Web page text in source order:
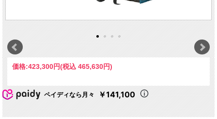
価格:423,300円(税込 465,630円)
ペイディなら月々 ￥141,100